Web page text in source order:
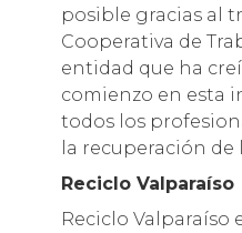
posible gracias al
Cooperativa de
entidad que ha
comienzo en esta
todos los
la recuperación de
Reciclo Valparaíso
Reciclo Valparaíso